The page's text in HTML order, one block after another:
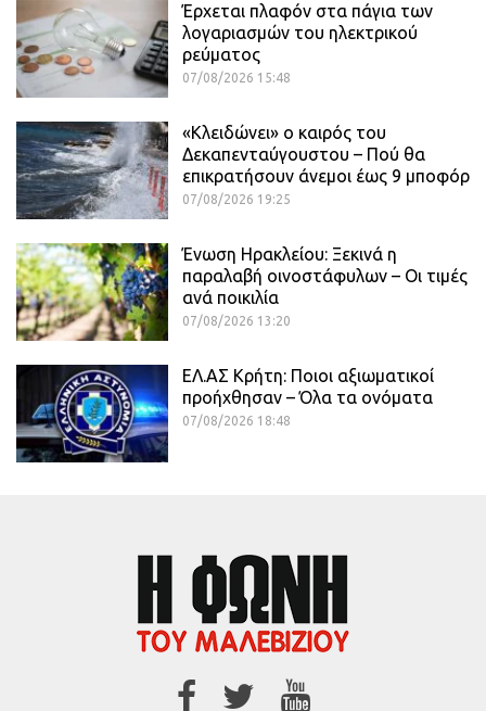
Έρχεται πλαφόν στα πάγια των
λογαριασμών του ηλεκτρικού
ρεύματος
07/08/2026 15:48
«Κλειδώνει» ο καιρός του
Δεκαπενταύγουστου – Πού θα
επικρατήσουν άνεμοι έως 9 μποφόρ
07/08/2026 19:25
Ένωση Ηρακλείου: Ξεκινά η
παραλαβή οινοστάφυλων – Οι τιμές
ανά ποικιλία
07/08/2026 13:20
ΕΛ.ΑΣ Κρήτη: Ποιοι αξιωματικοί
προήχθησαν – Όλα τα ονόματα
07/08/2026 18:48